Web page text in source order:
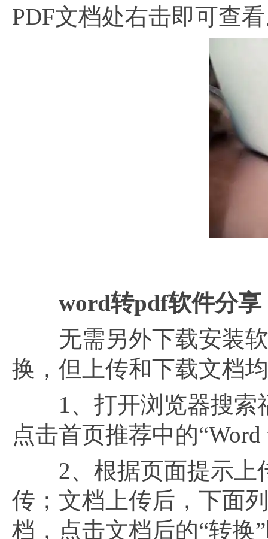
PDF文档处右击即可查
word转pdf软件分享
无需另外下载安装软
换，但上传和下载文档
1、打开浏览器搜索福
点击首页推荐中的“Word
2、根据页面提示上
传；文档上传后，下面
档，点击文档后的“转换